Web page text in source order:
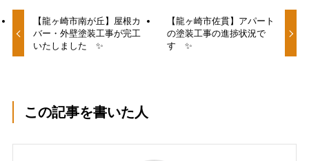
【龍ヶ崎市南が丘】屋根カ
バー・外壁塗装工事が完工
いたしました ✨
【龍ヶ崎市佐貫】アパート
の塗装工事の進捗状況で
す ✨
この記事を書いた人